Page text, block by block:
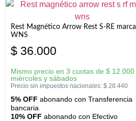
Rest Magnético Arrow Rest S-RE marca
WNS
$ 36.000
Mismo precio en 3 cuotas de $ 12.000
miércoles y sábados
Precio sin impuestos nacionales: $ 28.440
5% OFF abonando con Transferencia
bancaria
10% OFF abonando con Efectivo